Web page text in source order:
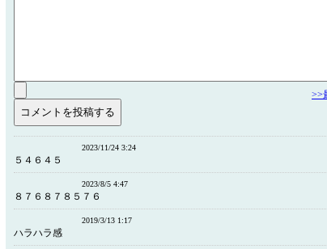
>>
2023/11/24 3:24
５４６４５
2023/8/5 4:47
８７６８７８５７６
2019/3/13 1:17
ハラハラ感